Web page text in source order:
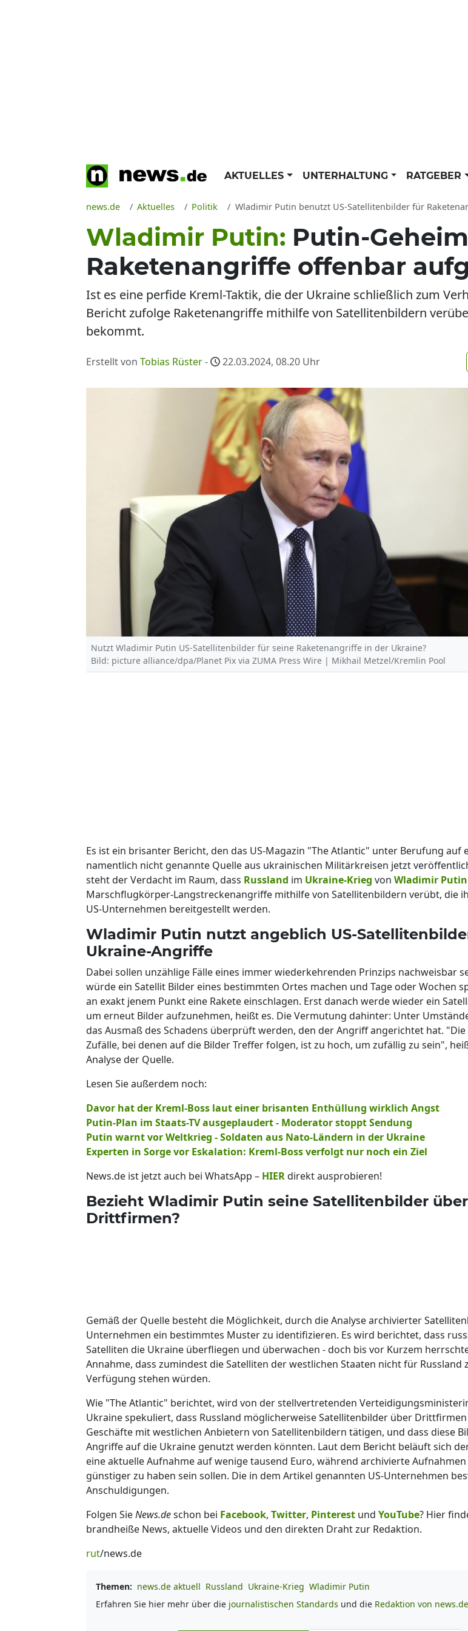
AKTUELLES UNTERHALTUNG RATGEBER
news.de Aktuelles Politik Wladimir Putin benutzt US-Satellitenbilder für
Wladimir Putin: Putin-
Raketenangriffe offenbar
Ist es eine perfide Kreml-Taktik, die der Ukraine schließlich zum
Bericht zufolge Raketenangriffe mithilfe von Satellitenbildern
bekommt.
Erstellt von Tobias Rüster- 22.03.2024, 08.20 Uhr
Nutzt Wladimir Putin US-Satellitenbilder für seine Raketenangriffe in der Ukraine?
Bild: picture alliance/dpa/Planet Pix via ZUMA Press Wire | Mikhail Metzel/Kremlin Pool
Es ist ein brisanter Bericht, den das US-Magazin "The Atlantic" unter Berufung auf
namentlich nicht genannte Quelle aus ukrainischen Militärkreisen jetzt
steht der Verdacht im Raum, dass Russland im Ukraine-Krieg von Wladimir Putin
Marschflugkörper-Langstreckenangriffe mithilfe von Satellitenbildern verübt, die
US-Unternehmen bereitgestellt werden.
Wladimir Putin nutzt angeblich US-
Ukraine-Angriffe
Dabei sollen unzählige Fälle eines immer wiederkehrenden Prinzips nachweisbar
würde ein Satellit Bilder eines bestimmten Ortes machen und Tage oder Wochen
an exakt jenem Punkt eine Rakete einschlagen. Erst danach werde wieder ein
um erneut Bilder aufzunehmen, heißt es. Die Vermutung dahinter: Unter
das Ausmaß des Schadens überprüft werden, den der Angriff angerichtet hat. "Die
Zufälle, bei denen auf die Bilder Treffer folgen, ist zu hoch, um zufällig zu sein",
Analyse der Quelle.
Lesen Sie außerdem noch:
Davor hat der Kreml-Boss laut einer brisanten Enthüllung wirklich Angst
Putin-Plan im Staats-TV ausgeplaudert - Moderator stoppt Sendung
Putin warnt vor Weltkrieg - Soldaten aus Nato-Ländern in der Ukraine
Experten in Sorge vor Eskalation: Kreml-Boss verfolgt nur noch ein Ziel
News.de ist jetzt auch bei WhatsApp – HIERdirekt ausprobieren!
Bezieht Wladimir Putin seine Satellitenbilder über
Drittfirmen?
Gemäß der Quelle besteht die Möglichkeit, durch die Analyse archivierter
Unternehmen ein bestimmtes Muster zu identifizieren. Es wird berichtet, dass
Satelliten die Ukraine überfliegen und überwachen - doch bis vor Kurzem
Annahme, dass zumindest die Satelliten der westlichen Staaten nicht für Russland
Verfügung stehen würden.
Wie "The Atlantic" berichtet, wird von der stellvertretenden
Ukraine spekuliert, dass Russland möglicherweise Satellitenbilder über
Geschäfte mit westlichen Anbietern von Satellitenbildern tätigen, und dass diese
Angriffe auf die Ukraine genutzt werden könnten. Laut dem Bericht beläuft sich
eine aktuelle Aufnahme auf wenige tausend Euro, während archivierte
günstiger zu haben sein sollen. Die in dem Artikel genannten US-Unternehmen
Anschuldigungen.
Folgen SieNews.deschon bei Facebook, Twitter, Pinterest und YouTube? Hier
brandheiße News, aktuelle Videos und den direkten Draht zur Redaktion.
rut/news.de
Themen: news.de aktuell Russland Ukraine-Krieg Wladimir Putin
Erfahren Sie hier mehr über die journalistischen Standards und die Redaktion von